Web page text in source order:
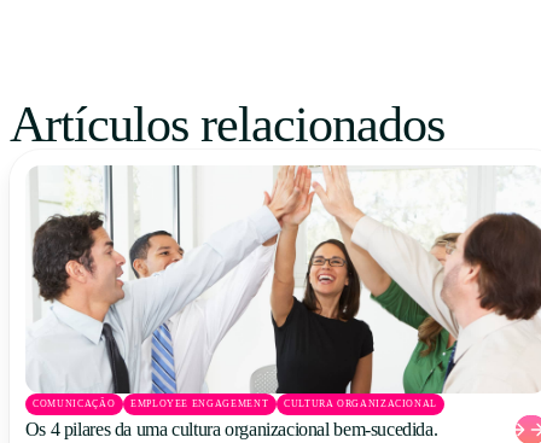
Artículos relacionados
COMUNICAÇÃO EMPLOYEE ENGAGEMENT CULTURA ORGANIZACIONAL
Os 4 pilares da uma cultura organizacional bem-sucedida.